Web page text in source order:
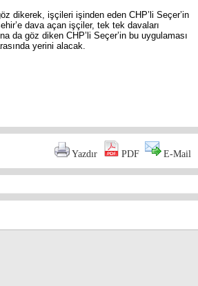
dikerek, işçileri işinden eden CHP’li Seçer’in
dava açan işçiler, tek tek davaları
da göz diken CHP’li Seçer’in bu uygulaması
yerini alacak.
Yazdır PDF E-Mail